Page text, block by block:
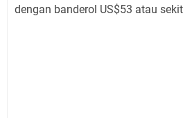
dengan banderol US$53 atau